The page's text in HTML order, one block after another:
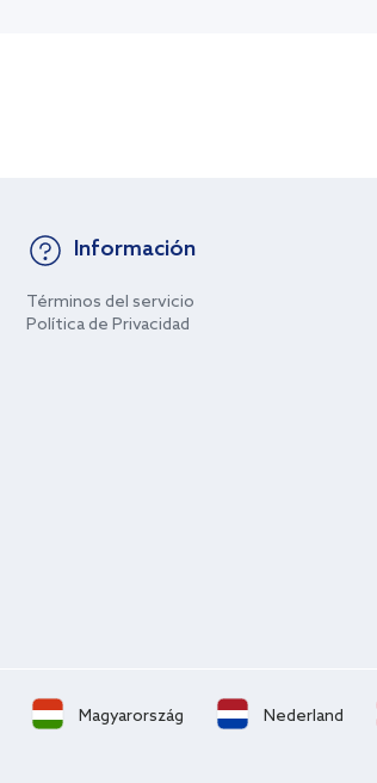
Información
Términos del servicio
Política de Privacidad
Magyarország Nederland